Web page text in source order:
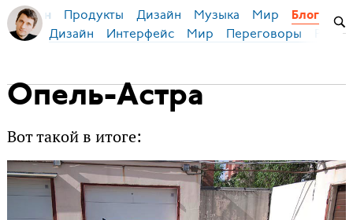
Бирман Продукты Дизайн Музыка Мир Блог
Дизайн Интерфейс Мир Переговоры
Опель-Астра
Вот такой в итоге: